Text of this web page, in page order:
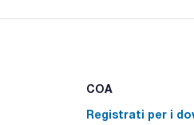
COA
Registrati per i